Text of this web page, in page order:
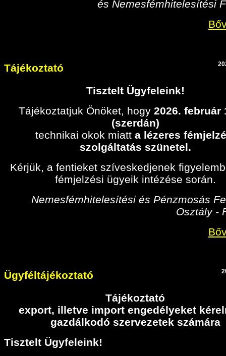
és Nemesfémhitelesítési
Tájékoztató
Tisztelt Ügyfeleink!
Tájékoztatjuk Önöket, hogy 2026. február
(szerdán)
technikai okok miatt a lézeres
szolgáltatás szünetel.
Kérjük, a fentieket szíveskedjenek
fémjelzési ügyeik intézése során.
Nemesfémhitelesítési és Pénzmosás
Osztály -
Ügyféltájékoztató
Tájékoztató
export, illetve import engedélyeket
gazdálkodó szervezetek számára
Tisztelt Ügyfeleink!